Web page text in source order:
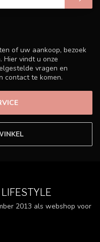
of uw aankoop, bezoek
Hier vindt u onze
vragen en
contact te komen.
2013 als webshop voor